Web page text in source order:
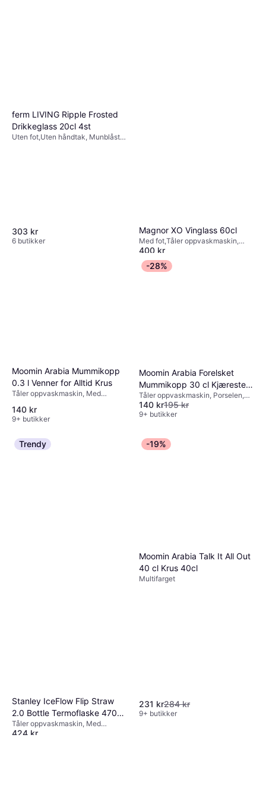
ferm LIVING Ripple Frosted
Drikkeglass 20cl 4st
Uten fot,Uten håndtak, Munblåst,
303 kr
6 butikker
Magnor XO Vinglass 60cl
Med fot,Tåler oppvaskmaskin,
Munblåst, Glass, Brun
400 kr
Eller 3 betalinger av 138 kr
5 butikker
Moomin Arabia Mummikopp
0.3 l Venner for Alltid Krus
Tåler oppvaskmaskin, Med
140 kr
9+ butikker
-28%
Moomin Arabia Forelsket
Mummikopp 30 cl Kjærester
Krus
Tåler oppvaskmaskin, Porselen,
Lilla, Multifarget
140 kr195 kr
9+ butikker
Trendy
Stanley IceFlow Flip Straw
2.0 Bottle Termoflaske 470ml
Termokopp
Tåler oppvaskmaskin, Med
håndtak, Rustfritt stål, Natur, Grå
424 kr
-19%
Moomin Arabia Talk It All Out
40 cl Krus 40cl
Multifarget
231 kr284 kr
9+ butikker